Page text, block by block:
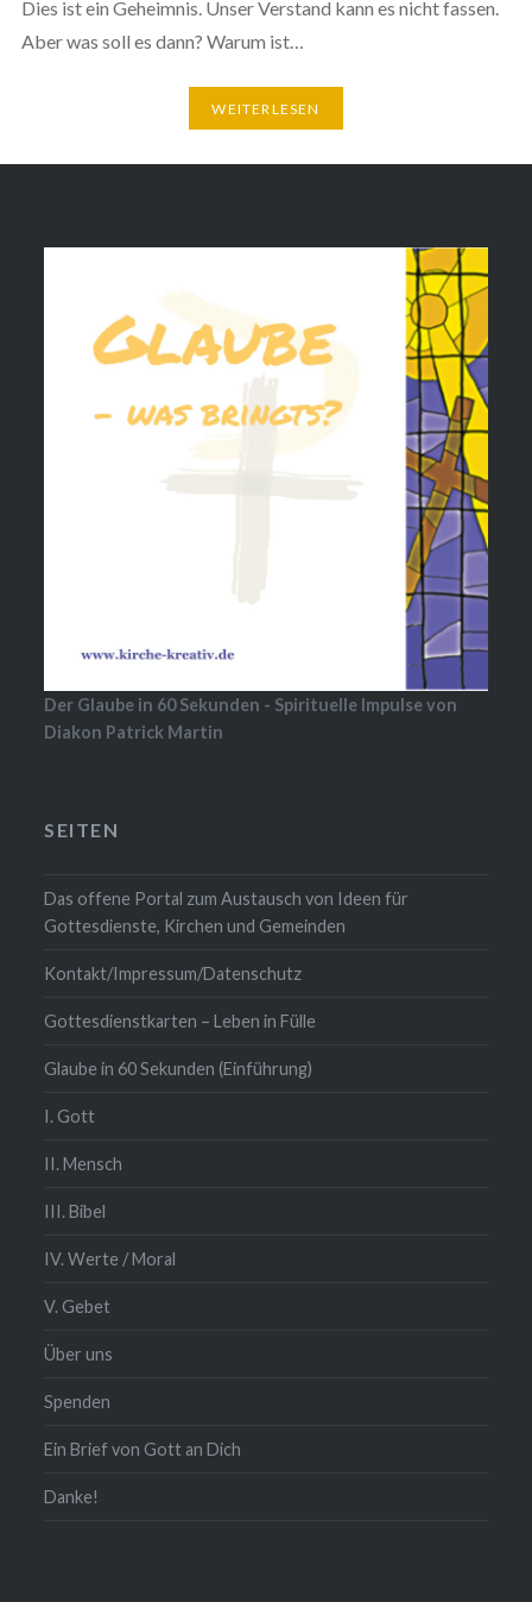
Dies ist ein Geheimnis. Unser Verstand kann es nicht fassen.
Aber was soll es dann? Warum ist…
WEITERLESEN
Der Glaube in 60 Sekunden - Spirituelle Impulse von
Diakon Patrick Martin
SEITEN
Das offene Portal zum Austausch von Ideen für
Gottesdienste, Kirchen und Gemeinden
Kontakt/Impressum/Datenschutz
Gottesdienstkarten – Leben in Fülle
Glaube in 60 Sekunden (Einführung)
I. Gott
II. Mensch
III. Bibel
IV. Werte / Moral
V. Gebet
Über uns
Spenden
Ein Brief von Gott an Dich
Danke!